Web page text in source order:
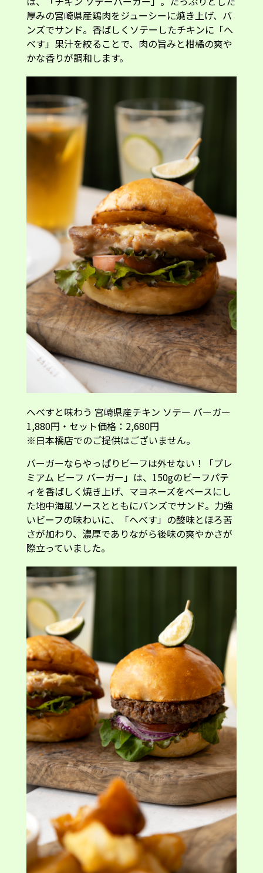
へべすと味わう 宮崎県産チキン ソテー バーガー
1,880円・セット価格：2,680円
※日本橋店でのご提供はございません。
バーガーならやっぱりビーフは外せない！「プレ
ミアム ビーフ バーガー」は、150gのビーフパテ
ィを香ばしく焼き上げ、マヨネーズをベースにし
た地中海風ソースとともにバンズでサンド。力強
いビーフの味わいに、「へべす」の酸味とほろ苦
さが加わり、濃厚でありながら後味の爽やかさが
際立っていました。
へべすと味わう プレミアム ビーフ バーガー
2,680円・セット価格：3,480円
※日本橋店でのご提供はございません。